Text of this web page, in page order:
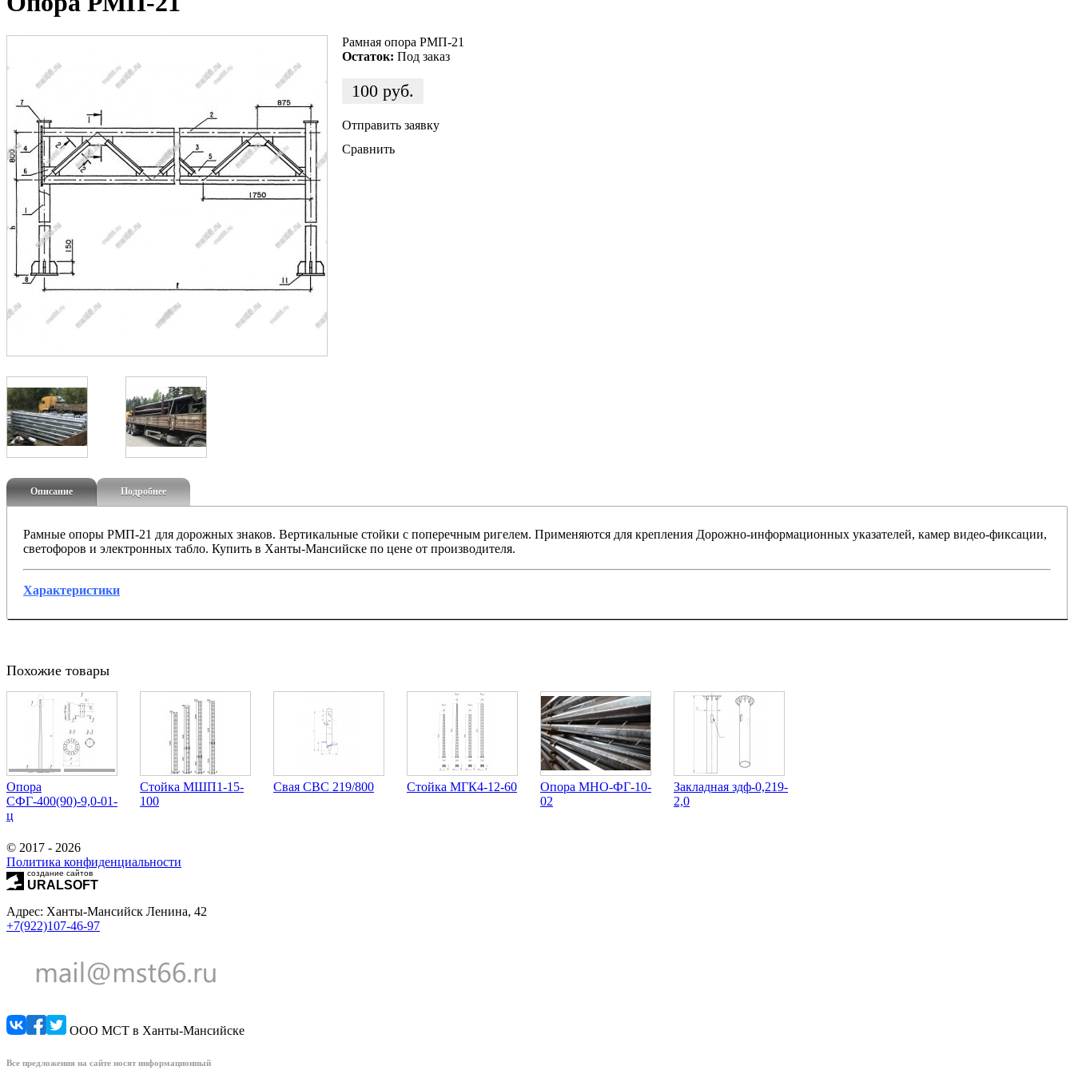
Рамная опора РМП-21
Остаток: Под заказ
100 руб.
Отправить заявку
Сравнить
Описание Подробнее
Рамные опоры РМП-21 для дорожных знаков. Вертикальные стойки с поперечным ригелем. Применяются для крепления Дорожно-информационных указателей, камер видео-фиксации,
светофоров и электронных табло. Купить в Ханты-Мансийске по цене от производителя.
Характеристики
Похожие товары
Опора
СФГ-400(90)-9,0-01-
ц
Стойка МШП1-15-
100
Свая СВС 219/800 Стойка МГК4-12-60
Опора МНО-ФГ-10-
02
Закладная здф-0,219-
2,0
© 2017 - 2026
Политика конфиденциальности
создание сайтов
URALSOFT
Адрес: Ханты-Мансийск Ленина, 42
+7(922)107-46-97
ООО МСТ в Ханты-Мансийске
Все предложения на сайте носят информационный